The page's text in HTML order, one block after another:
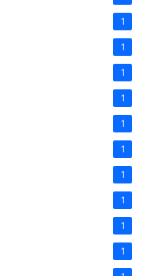
1
1
1
1
1
1
1
1
1
1